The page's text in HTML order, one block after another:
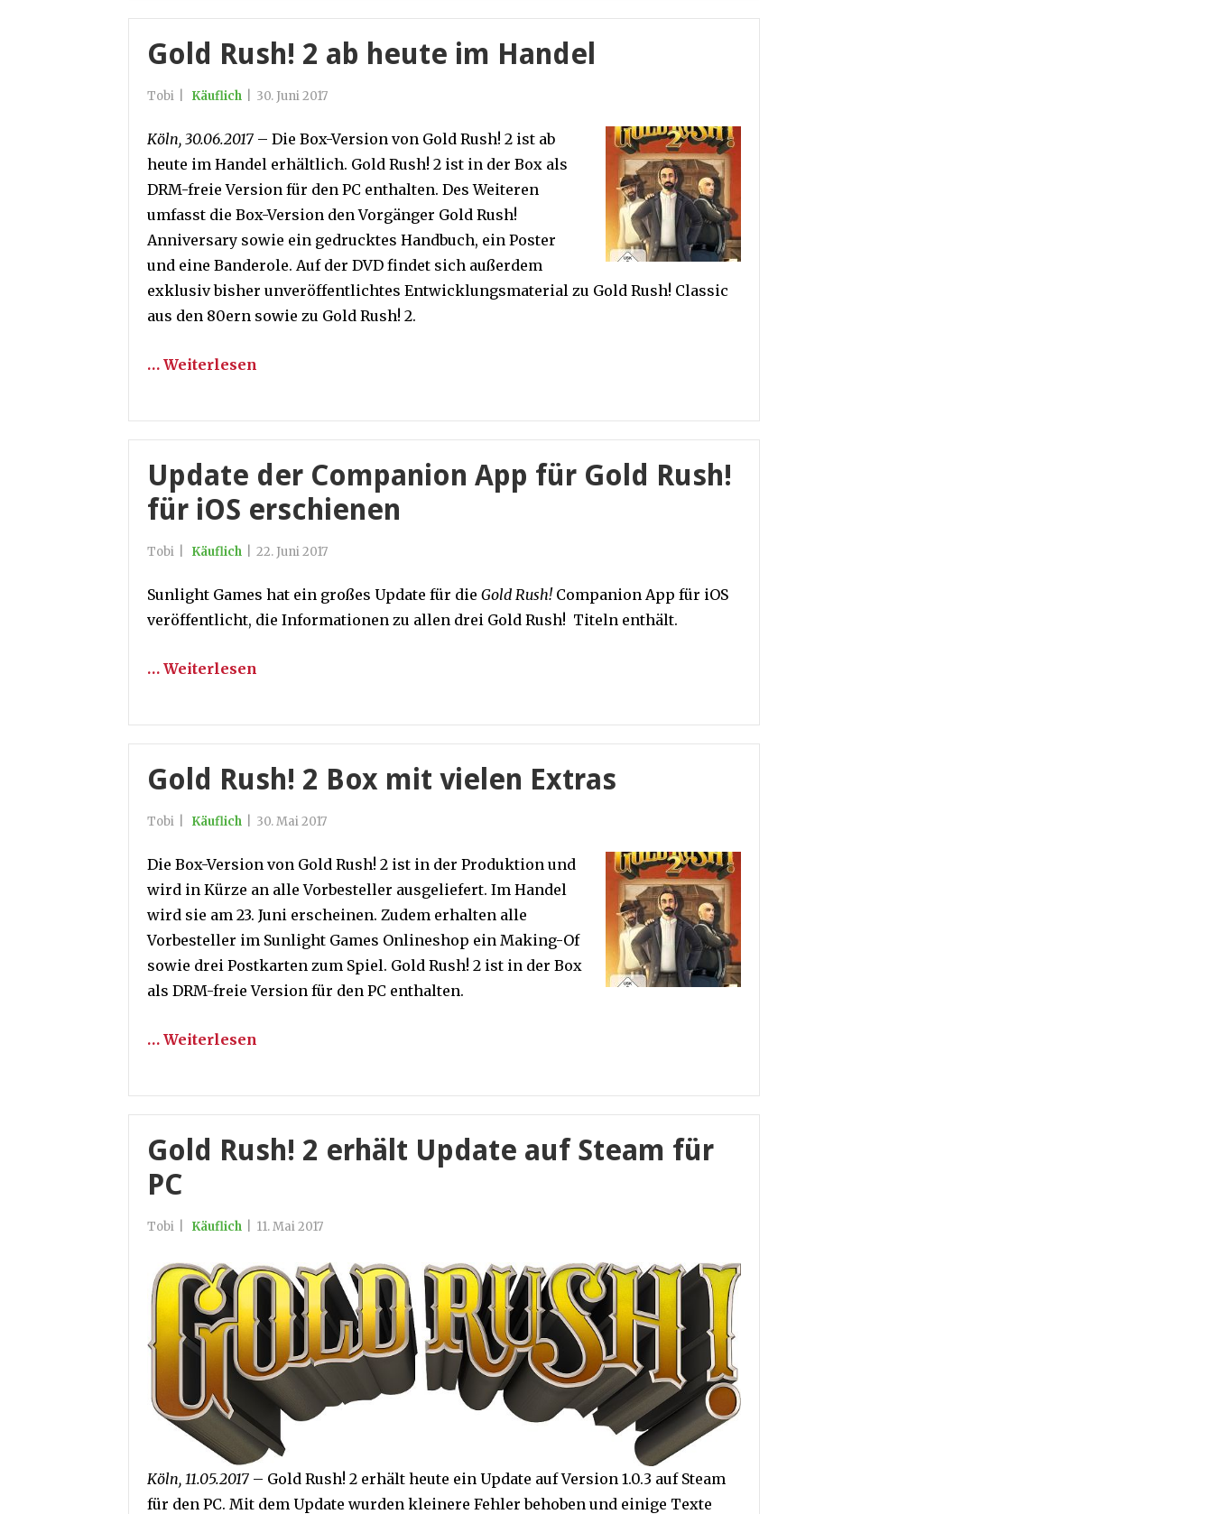
Gold Rush! 2 ab heute im Handel
Tobi Käuflich 30. Juni 2017
Köln, 30.06.2017 – Die Box-Version von Gold Rush! 2 ist ab
heute im Handel erhältlich. Gold Rush! 2 ist in der Box als
DRM-freie Version für den PC enthalten. Des Weiteren
umfasst die Box-Version den Vorgänger Gold Rush!
Anniversary sowie ein gedrucktes Handbuch, ein Poster
und eine Banderole. Auf der DVD findet sich außerdem
exklusiv bisher unveröffentlichtes Entwicklungsmaterial zu Gold Rush! Classic
aus den 80ern sowie zu Gold Rush! 2.
… Weiterlesen
Update der Companion App für Gold Rush!
für iOS erschienen
Tobi Käuflich 22. Juni 2017
Sunlight Games hat ein großes Update für die Gold Rush! Companion App für iOS
veröffentlicht, die Informationen zu allen drei Gold Rush! Titeln enthält.
… Weiterlesen
Gold Rush! 2 Box mit vielen Extras
Tobi Käuflich 30. Mai 2017
Die Box-Version von Gold Rush! 2 ist in der Produktion und
wird in Kürze an alle Vorbesteller ausgeliefert. Im Handel
wird sie am 23. Juni erscheinen. Zudem erhalten alle
Vorbesteller im Sunlight Games Onlineshop ein Making-Of
sowie drei Postkarten zum Spiel. Gold Rush! 2 ist in der Box
als DRM-freie Version für den PC enthalten.
… Weiterlesen
Gold Rush! 2 erhält Update auf Steam für
PC
Tobi Käuflich 11. Mai 2017
Köln, 11.05.2017 – Gold Rush! 2 erhält heute ein Update auf Version 1.0.3 auf Steam
für den PC. Mit dem Update wurden kleinere Fehler behoben und einige Texte